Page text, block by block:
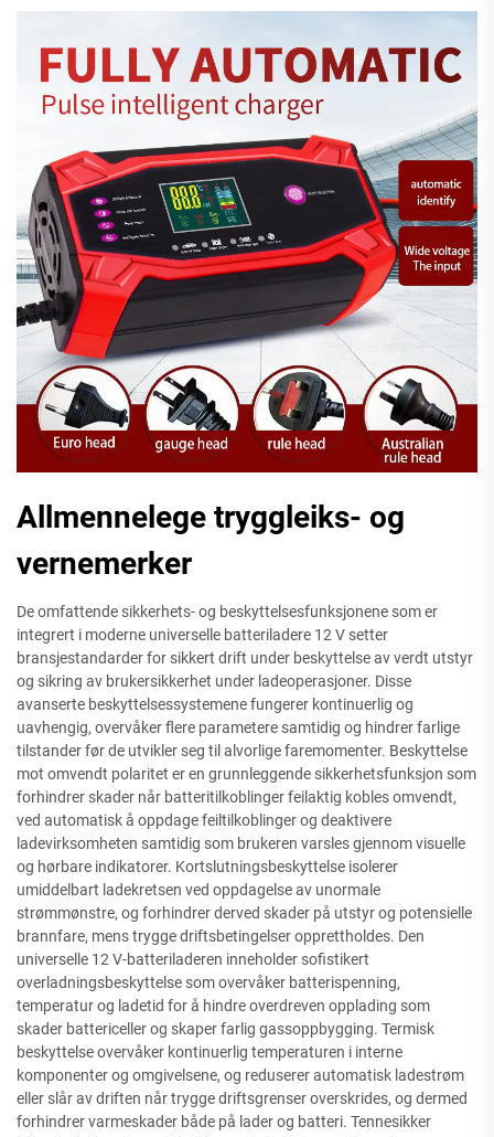
Allmennelege tryggleiks- og
vernemerker
De omfattende sikkerhets- og beskyttelsesfunksjonene som er
integrert i moderne universelle batteriladere 12 V setter
bransjestandarder for sikkert drift under beskyttelse av verdt utstyr
og sikring av brukersikkerhet under ladeoperasjoner. Disse
avanserte beskyttelsessystemene fungerer kontinuerlig og
uavhengig, overvåker flere parametere samtidig og hindrer farlige
tilstander før de utvikler seg til alvorlige faremomenter. Beskyttelse
mot omvendt polaritet er en grunnleggende sikkerhetsfunksjon som
forhindrer skader når batteritilkoblinger feilaktig kobles omvendt,
ved automatisk å oppdage feiltilkoblinger og deaktivere
ladevirksomheten samtidig som brukeren varsles gjennom visuelle
og hørbare indikatorer. Kortslutningsbeskyttelse isolerer
umiddelbart ladekretsen ved oppdagelse av unormale
strømmønstre, og forhindrer derved skader på utstyr og potensielle
brannfare, mens trygge driftsbetingelser opprettholdes. Den
universelle 12 V-batteriladeren inneholder sofistikert
overladningsbeskyttelse som overvåker batterispenning,
temperatur og ladetid for å hindre overdreven opplading som
skader battericeller og skaper farlig gassoppbygging. Termisk
beskyttelse overvåker kontinuerlig temperaturen i interne
komponenter og omgivelsene, og reduserer automatisk ladestrøm
eller slår av driften når trygge driftsgrenser overskrides, og dermed
forhindrer varmeskader både på lader og batteri. Tennesikker